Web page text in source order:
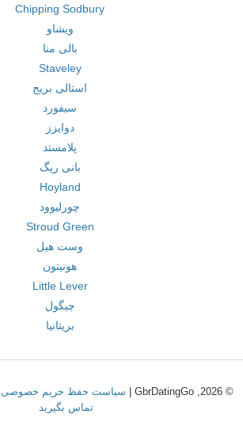
Chipping Sodbury
ویشاو
بالی منا
Staveley
استالی بریج
سیفورد
دوایزز
پلامستد
بانی ریگ
Hoyland
چورلیوود
Stroud Green
وست هیل
هونیتون
Little Lever
چیگول
بریتانیا
© 2026, GbrDatingGo | سیاست حفظ حریم خصوصی
تماس بگیرید